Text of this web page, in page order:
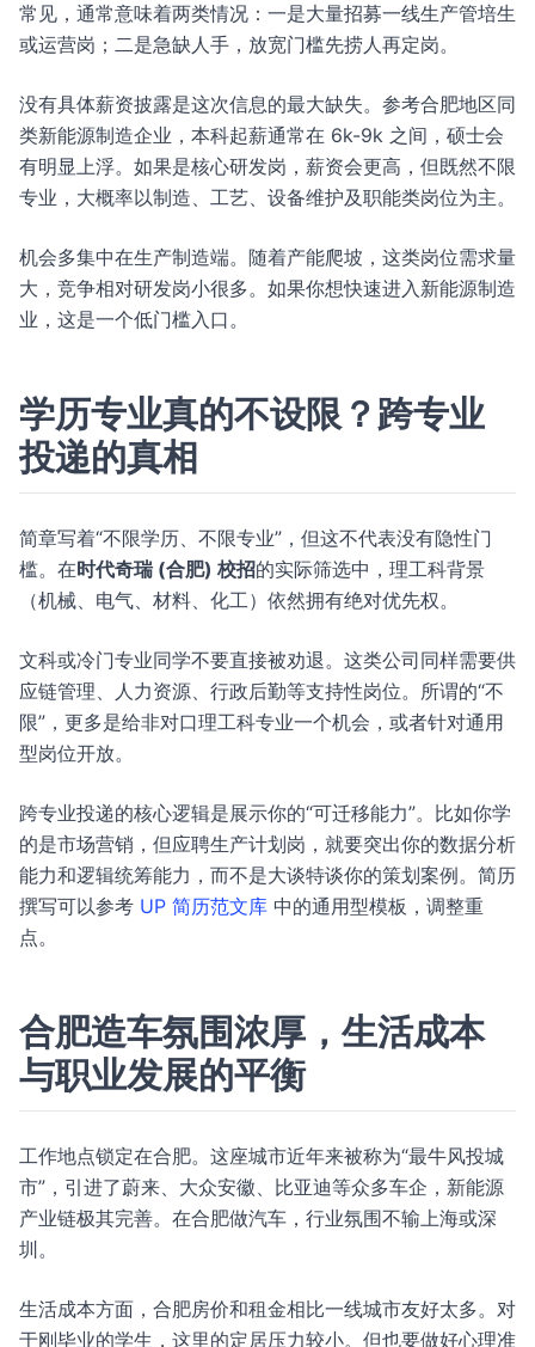
常见，通常意味着两类情况：一是大量招募一线生产管培生
或运营岗；二是急缺人手，放宽门槛先捞人再定岗。
没有具体薪资披露是这次信息的最大缺失。参考合肥地区同
类新能源制造企业，本科起薪通常在 6k-9k 之间，硕士会
有明显上浮。如果是核心研发岗，薪资会更高，但既然不限
专业，大概率以制造、工艺、设备维护及职能类岗位为主。
机会多集中在生产制造端。随着产能爬坡，这类岗位需求量
大，竞争相对研发岗小很多。如果你想快速进入新能源制造
业，这是一个低门槛入口。
学历专业真的不设限？跨专业
投递的真相
简章写着“不限学历、不限专业”，但这不代表没有隐性门
槛。在时代奇瑞 (合肥) 校招的实际筛选中，理工科背景
（机械、电气、材料、化工）依然拥有绝对优先权。
文科或冷门专业同学不要直接被劝退。这类公司同样需要供
应链管理、人力资源、行政后勤等支持性岗位。所谓的“不
限”，更多是给非对口理工科专业一个机会，或者针对通用
型岗位开放。
跨专业投递的核心逻辑是展示你的“可迁移能力”。比如你学
的是市场营销，但应聘生产计划岗，就要突出你的数据分析
能力和逻辑统筹能力，而不是大谈特谈你的策划案例。简历
撰写可以参考 UP 简历范文库 中的通用型模板，调整重
点。
合肥造车氛围浓厚，生活成本
与职业发展的平衡
工作地点锁定在合肥。这座城市近年来被称为“最牛风投城
市”，引进了蔚来、大众安徽、比亚迪等众多车企，新能源
产业链极其完善。在合肥做汽车，行业氛围不输上海或深
圳。
生活成本方面，合肥房价和租金相比一线城市友好太多。对
于刚毕业的学生，这里的定居压力较小。但也要做好心理准